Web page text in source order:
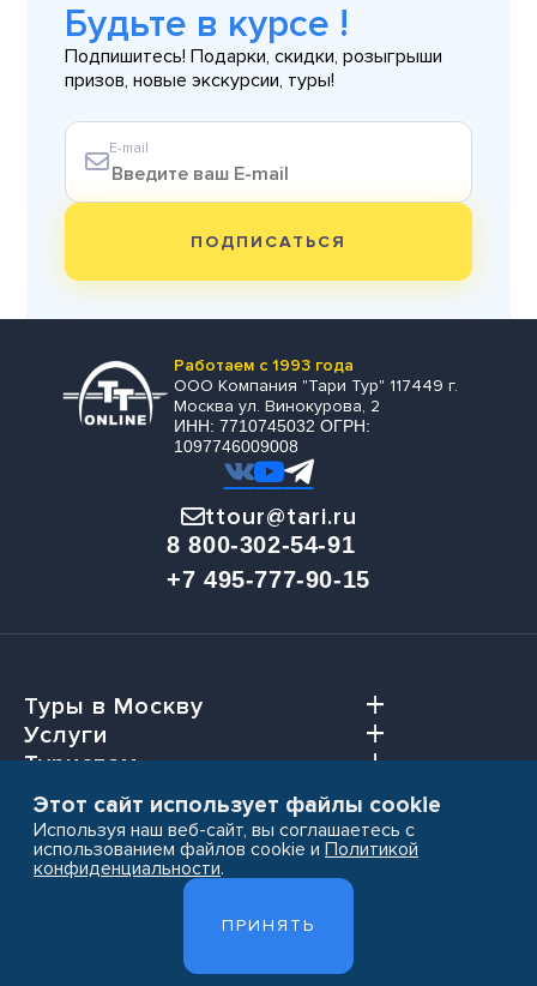
Будьте в курсе !
Подпишитесь! Подарки, скидки, розыгрыши
призов, новые экскурсии, туры!
E-mail
ПОДПИСАТЬСЯ
Работаем с 1993 года
ООО Компания "Тари Тур" 117449 г.
Москва ул. Винокурова, 2
ИНН: 7710745032 ОГРН:
1097746009008
ttour@tari.ru
8 800-302-54-91
+7 495-777-90-15
Туры в Москву
Услуги
Туристам
Агентствам
Политика конфиденциальности
Этот сайт использует файлы cookie
Используя наш веб-сайт, вы соглашаетесь с
использованием файлов cookie и Политикой
конфиденциальности.
ПРИНЯТЬ